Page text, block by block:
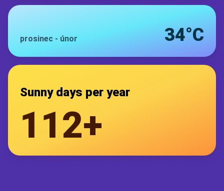
prosinec - únor 34°C
Sunny days per year
112+